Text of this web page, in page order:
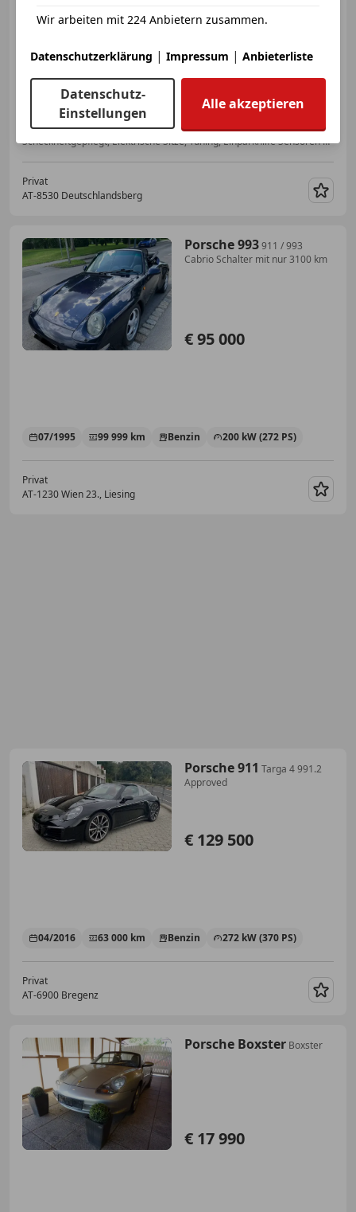
€ 85 000
02/2025 8 200 km
Scheckheftgepflegt, Elektrische Sitze, Tuning, Einparkhilfe Sensoren hinten, Soundsystem, Seitenairbag, Beheizbares Lenkrad, DAB-Radio
Privat
AT-8530 Deutschlandsberg
Porsche 993911 / 993
Cabrio Schalter mit nur 3100 km
€ 95 000
07/1995 99 999 km Benzin 200 kW (272 PS)
Privat
AT-1230 Wien 23., Liesing
Porsche 911 Targa 4 991.2
Approved
€ 129 500
04/2016 63 000 km Benzin 272 kW (370 PS)
Privat
AT-6900 Bregenz
Porsche Boxster Boxster
€ 17 990
Wir arbeiten mit 224 Anbietern zusammen.
Datenschutzerklärung | Impressum | Anbieterliste
Datenschutz-
Einstellungen
Alle akzeptieren